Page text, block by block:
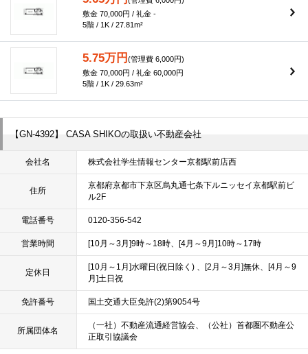
敷金 70,000円 / 礼金 -
5階 / 1K / 27.81m²
5.75万円 (管理費 6,000円)
敷金 70,000円 / 礼金 60,000円
5階 / 1K / 29.63m²
【GN-4392】 CASA SHIKOの取扱い不動産会社
会社名 株式会社学生情報センター京都駅前店西
住所
京都府京都市下京区烏丸通七条下ルニッセイ京都駅前ビ
ル2F
電話番号 0120-356-542
営業時間 [10月～3月]9時～18時、[4月～9月]10時～17時
定休日
[10月～1月]水曜日(祝日除く) 、[2月～3月]無休、[4月～9
月]土日祝
免許番号 国土交通大臣免許(2)第9054号
所属団体名
（一社）不動産流通経営協会、（公社）首都圏不動産公
正取引協議会